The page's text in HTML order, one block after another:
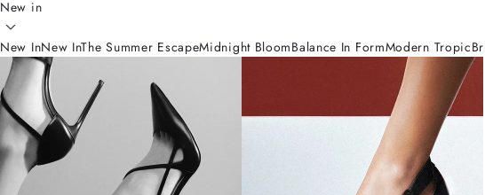
New in
New InNew InThe Summer EscapeMidnight BloomBalance In FormModern Tropic